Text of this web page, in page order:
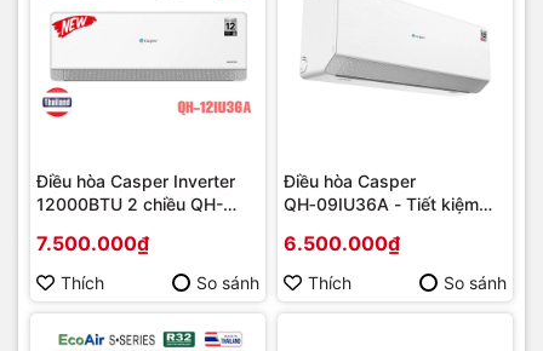
Điều hòa Casper Inverter
12000BTU 2 chiều QH-
7.500.000₫
Thích So sánh
Điều hòa Casper
QH‑09IU36A - Tiết kiệm
6.500.000₫
Thích So sánh